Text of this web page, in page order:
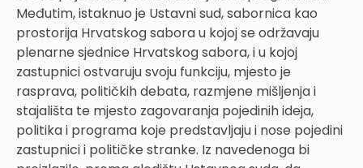
Međutim, istaknuo je Ustavni sud, sabornica kao
prostorija Hrvatskog sabora u kojoj se održavaju
plenarne sjednice Hrvatskog sabora, i u kojoj
zastupnici ostvaruju svoju funkciju, mjesto je
rasprava, političkih debata, razmjene mišljenja i
stajališta te mjesto zagovaranja pojedinih ideja,
politika i programa koje predstavljaju i nose pojedini
zastupnici i političke stranke. Iz navedenoga bi